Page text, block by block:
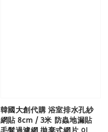
韓國大創代購 浴室排水孔紗
網貼 8cm / 3米 防蟲地漏貼